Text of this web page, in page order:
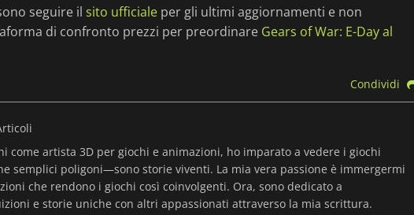
seguire il sito ufficiale per gli ultimi aggiornamenti e non
di confronto prezzi per preordinare Gears of War: E-Day al
Condividi
come artista 3D per giochi e animazioni, ho imparato a vedere i giochi
semplici poligoni—sono storie viventi. La mia vera passione è immergermi
che rendono i giochi così coinvolgenti. Ora, sono dedicato a
e storie uniche con altri appassionati attraverso la mia scrittura.